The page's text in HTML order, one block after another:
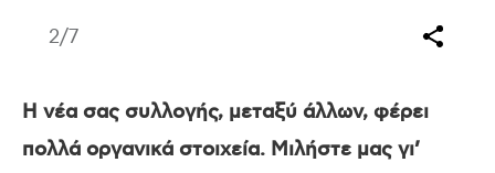
2/7
Η νέα σας συλλογής, μεταξύ άλλων, φέρει
πολλά οργανικά στοιχεία. Μιλήστε μας γι’